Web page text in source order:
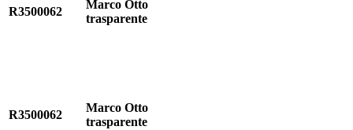
R3500062
Marco Otto
trasparente
R3500062
Marco Otto
trasparente